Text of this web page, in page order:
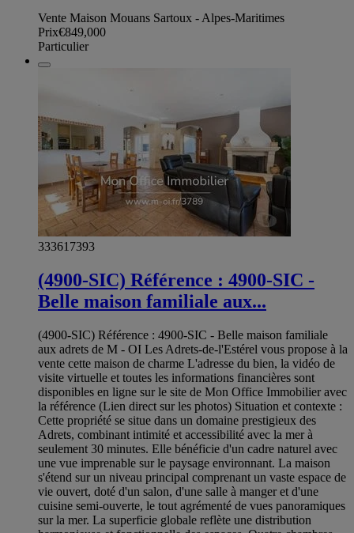
Vente Maison Mouans Sartoux - Alpes-Maritimes
Prix€849,000
Particulier
333617393
(4900-SIC) Référence : 4900-SIC -
Belle maison familiale aux...
(4900-SIC) Référence : 4900-SIC - Belle maison familiale
aux adrets de M - OI Les Adrets-de-l'Estérel vous propose à la
vente cette maison de charme L'adresse du bien, la vidéo de
visite virtuelle et toutes les informations financières sont
disponibles en ligne sur le site de Mon Office Immobilier avec
la référence (Lien direct sur les photos) Situation et contexte :
Cette propriété se situe dans un domaine prestigieux des
Adrets, combinant intimité et accessibilité avec la mer à
seulement 30 minutes. Elle bénéficie d'un cadre naturel avec
une vue imprenable sur le paysage environnant. La maison
s'étend sur un niveau principal comprenant un vaste espace de
vie ouvert, doté d'un salon, d'une salle à manger et d'une
cuisine semi-ouverte, le tout agrémenté de vues panoramiques
sur la mer. La superficie globale reflète une distribution